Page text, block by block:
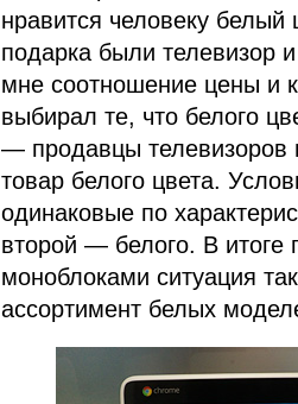
нравится человеку белый
подарка были телевизор
мне соотношение цены и
выбирал те, что белого
— продавцы телевизоров
товар белого цвета.
одинаковые по
второй — белого. В
моноблоками ситуация
ассортимент белых